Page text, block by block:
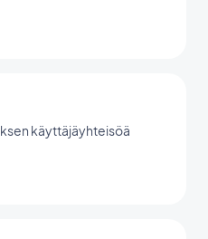
käyttäjäyhteisöä